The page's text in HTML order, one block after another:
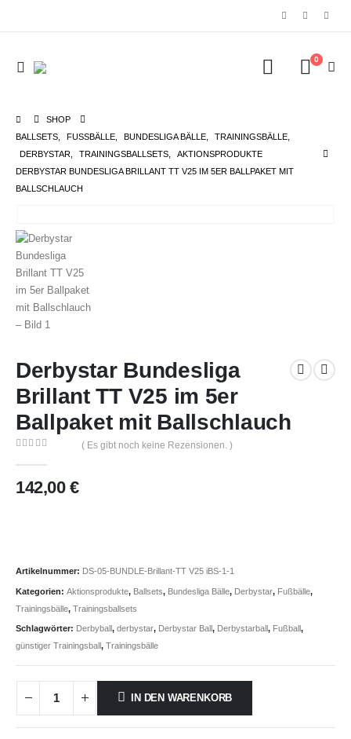
0
SHOP
BALLSETS
FUSSBÄLLE BUNDESLIGA BÄLLE TRAININGSBÄLLE
DERBYSTAR
TRAININGSBALLSETS
AKTIONSPRODUKTE
DERBYSTAR BUNDESLIGA BRILLANT TT V25 IM 5ER BALLPAKET MIT
BALLSCHLAUCH
Derbystar Bundesliga
Brillant TT V25 im 5er
Ballpaket mit Ballschlauch
( Es gibt noch keine Rezensionen. )
142,00 €
Artikelnummer: DS-05-BUNDLE-Brillant-TT V25 iBS-1-1
Kategorien: Aktionsprodukte, Ballsets, Bundesliga Bälle, Derbystar, Fußbälle,
Trainingsbälle, Trainingsballsets
Schlagwörter: Derbyball , derbystar, Derbystar Ball , Derbystarball , Fußball ,
günstiger Trainingsball , Trainingsbälle
IN DEN WARENKORB